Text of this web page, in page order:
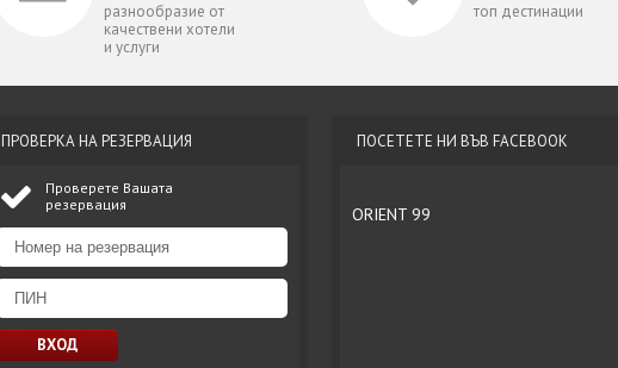
разнообразие от
качествени хотели
и услуги
топ дестинации
ПРОВЕРКА НА РЕЗЕРВАЦИЯ
Проверете Вашата
резервация
ПОСЕТЕТЕ НИ ВЪВ FACEBOOK
ORIENT 99